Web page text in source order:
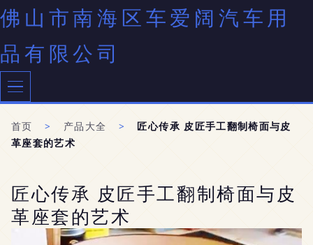
佛山市南海区车爱阔汽车用
品有限公司
首页 > 产品大全 >
匠心传承 皮匠手工翻制椅面与皮
革座套的艺术
匠心传承 皮匠手工翻制椅面与皮
革座套的艺术